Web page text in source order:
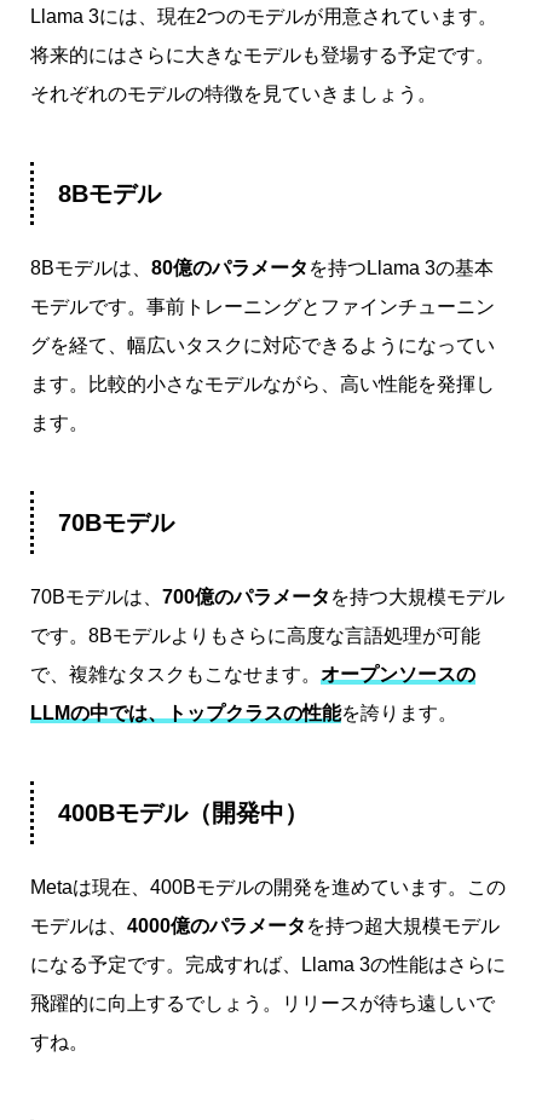
Llama 3には、現在2つのモデルが用意されています。
将来的にはさらに大きなモデルも登場する予定です。
それぞれのモデルの特徴を見ていきましょう。
8Bモデル
8Bモデルは、 80億のパラメータ を持つLlama 3の基本
モデルです。事前トレーニングとファインチューニン
グを経て、幅広いタスクに対応できるようになってい
ます。比較的小さなモデルながら、高い性能を発揮し
ます。
70Bモデル
70Bモデルは、 700億のパラメータ を持つ大規模モデル
です。8Bモデルよりもさらに高度な言語処理が可能
で、複雑なタスクもこなせます。 オープンソースの
LLMの中では、トップクラスの性能を誇ります。
400Bモデル（開発中）
Metaは現在、400Bモデルの開発を進めています。この
モデルは、 4000億のパラメータ を持つ超大規模モデル
になる予定です。完成すれば、Llama 3の性能はさらに
飛躍的に向上するでしょう。リリースが待ち遠しいで
すね。